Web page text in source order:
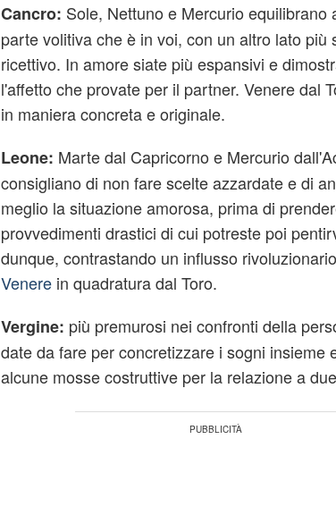
Cancro: Sole, Nettuno e Mercurio equilibrano
parte volitiva che è in voi, con un altro lato più
ricettivo. In amore siate più espansivi e
l'affetto che provate per il partner. Venere dal
in maniera concreta e originale.
Leone: Marte dal Capricorno e Mercurio
consigliano di non fare scelte azzardate e di
meglio la situazione amorosa, prima di
provvedimenti drastici di cui potreste poi
dunque, contrastando un influsso
Venerein quadratura dal Toro.
Vergine: più premurosi nei confronti della
date da fare per concretizzare i sogni insieme
alcune mosse costruttive per la relazione a